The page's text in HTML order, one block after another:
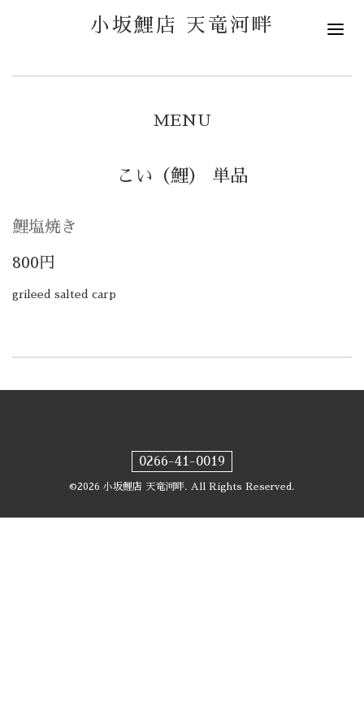
小坂鯉店 天竜河畔
MENU
こい（鯉） 単品
鯉塩焼き
800円
grileed salted carp
0266-41-0019
©2026 小坂鯉店 天竜河畔. All Rights Reserved.